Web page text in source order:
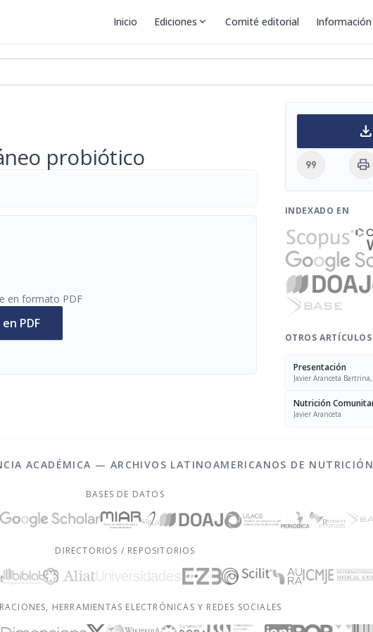
Inicio Ediciones expand_more Comité editorial
probiótico
en formato PDF
PDF
download
format_quote print
INDEXADO EN
OTROS ARTÍCULOS
Presentación
Javier Aranceta
Nutrición
Javier Aranceta
ACADÉMICA — ARCHIVOS LATINOAMERICANOS DE NUTRICIÓN
BASES DE DATOS
DIRECTORIOS / REPOSITORIOS
HERRAMIENTAS ELECTRÓNICAS Y REDES SOCIALES